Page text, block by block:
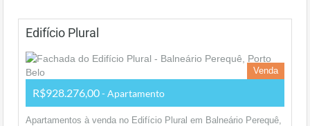
Edifício Plural
Venda
R$928.276,00- Apartamento
Apartamentos à venda no Edifício Plural em Balneário Perequê,